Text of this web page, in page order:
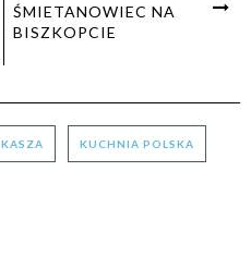
ŚMIETANOWIEC NA
BISZKOPCIE
KASZA KUCHNIA POLSKA